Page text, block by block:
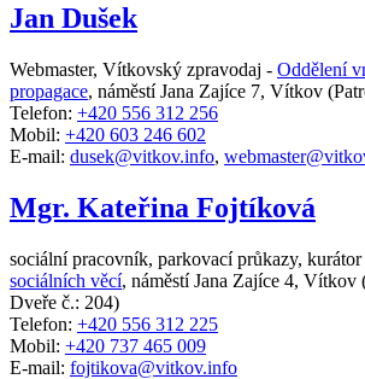
Jan Dušek
Webmaster, Vítkovský zpravodaj - Oddělení
propagace, náměstí Jana Zajíce 7, Vítkov
Telefon: +420 556 312 256
Mobil: +420 603 246 602
E-mail: dusek@vitkov.info,
Mgr. Kateřina Fojtíková
sociální pracovník, parkovací průkazy, kurátor
sociálních věcí, náměstí Jana Zajíce 4, Vítkov
Dveře č.: 204)
Telefon: +420 556 312 225
Mobil: +420 737 465 009
E-mail: fojtikova@vitkov.info